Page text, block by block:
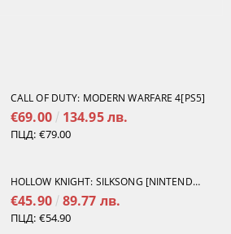
CALL OF DUTY: MODERN WARFARE 4[PS5]
€69.00 134.95 лв.
ПЦД: €79.00
HOLLOW KNIGHT: SILKSONG [NINTENDO SWITCH 2]
€45.90 89.77 лв.
ПЦД: €54.90